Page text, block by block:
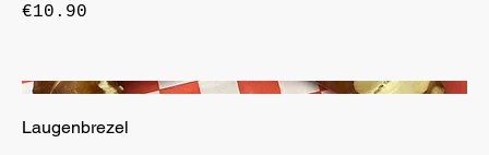
€10.90
Laugenbrezel